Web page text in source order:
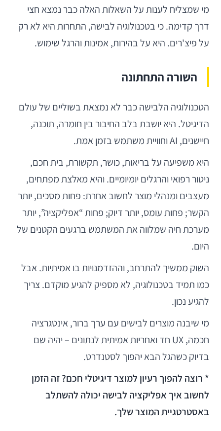
מי שמצליח לענות על השאלות האלה כבר נמצא חצי
דרך קדימה. כי בטכנולוגיה לבישה, התחרות היא לא רק
על פיצ'רים. היא על בהירות, אמינות והרגל שימוש.
השורה התחתונה
הטכנולוגיה הלבישה כבר לא נמצאת בשוליים של עולם
הדיגיטל. היא יושבת בלב החיבור בין חומרה, תוכנה,
חיישנים, AI וחוויית משתמש בזמן אמת.
היא משפיעה על בריאות, כושר, תקשורת, בית חכם,
ניטור רפואי והרגלים יומיומיים. והיא מאלצת מפתחים,
מעצבים ומנהלי מוצר לחשוב אחרת: פחות מסכים, יותר
הקשר; פחות עומס, יותר דיוק; פחות “אפליקציה”, יותר
מערכת חיה שמלווה את המשתמש ברגעים הקטנים של
היום.
השוק ממשיך להתרחב, וההזדמנויות בו אמיתיות. אבל
כמו תמיד בטכנולוגיה, לא מספיק להגיע מוקדם. צריך
להגיע נכון.
מי שיבנה מוצרים לבישים עם ערך ברור, אינטגרציה
חכמה, UX חד ואחריות אמיתית לנתונים – יהיה שם
בדיוק כשהגל הבא יהפוך לסטנדרט.
* רוצה להפוך רעיון למוצר דיגיטלי חכם? זה הזמן
לחשוב איך אפליקציה לבישה יכולה להשתלב
באסטרטגיית המוצר שלך.